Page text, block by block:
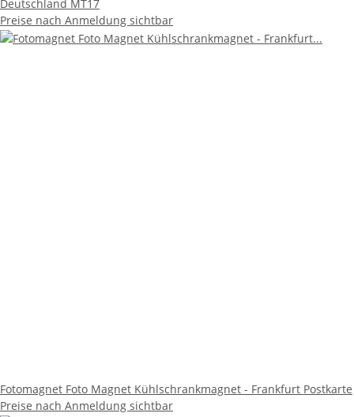
Deutschland MT17
Preise nach Anmeldung sichtbar
Fotomagnet Foto Magnet Kühlschrankmagnet - Frankfurt Postkarte
Preise nach Anmeldung sichtbar